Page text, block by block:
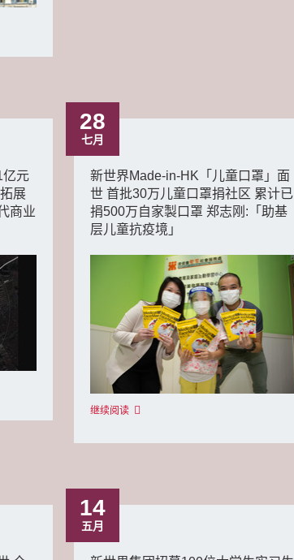
亿元
展
商业
28
七月
新世界Made-in-HK「儿童口罩」面
世 首批30万儿童口罩捐社区 累计已
捐500万自家製口罩 郑志刚:「助基
层儿童抗疫境」
继续阅读
14
五月